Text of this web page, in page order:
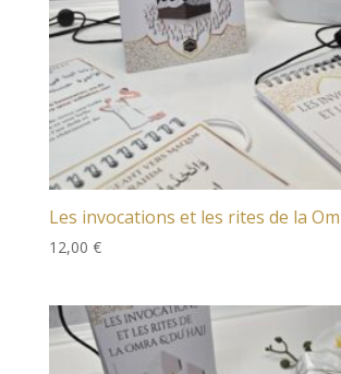
Les invocations et les rites de la
12,00 €